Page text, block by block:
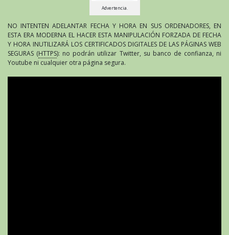
Advertencia.
NO INTENTEN ADELANTAR FECHA Y HORA EN SUS ORDENADORES, EN
ESTA ERA MODERNA EL HACER ESTA MANIPULACIÓN FORZADA DE FECHA
Y HORA INUTILIZARÁ LOS CERTIFICADOS DIGITALES DE LAS PÁGINAS WEB
SEGURAS (HTTPS): no podrán utilizar Twitter, su banco de confianza, ni
Youtube ni cualquier otra página segura.